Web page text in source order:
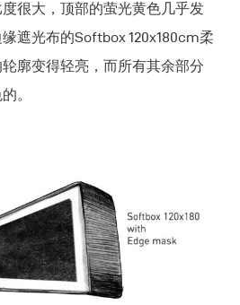
很大，顶部的萤光黄色几乎发
遮光布的Softbox 120x180cm柔
廓变得轻亮，而所有其余部分
。